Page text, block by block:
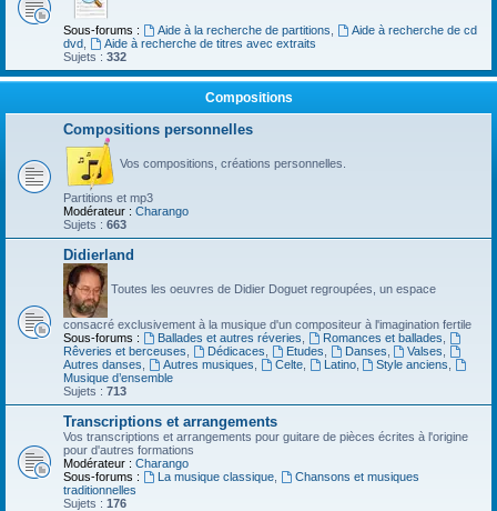
Sous-forums : Aide à la recherche de partitions
Aide à recherche de cd
dvd
Aide à recherche de titres avec extraits
Sujets : 332
Compositions
Compositions personnelles
Vos compositions, créations personnelles.
Partitions et mp3
Modérateur : Charango
Sujets : 663
Didierland
Toutes les oeuvres de Didier Doguet regroupées, un espace
consacré exclusivement à la musique d'un compositeur à l'imagination fertile
Sous-forums :
Ballades et autres réveries Romances et ballades
Rêveries et berceuses
Dédicaces Etudes Danses Valses
Autres danses
Autres musiques Celte, Latino, Style anciens
Musique d’ensemble
Sujets : 713
Transcriptions et arrangements
Vos transcriptions et arrangements pour guitare de pièces écrites à l'origine
pour d'autres formations
Modérateur : Charango
Sous-forums :
La musique classique,
Chansons et musiques
traditionnelles
Sujets : 176